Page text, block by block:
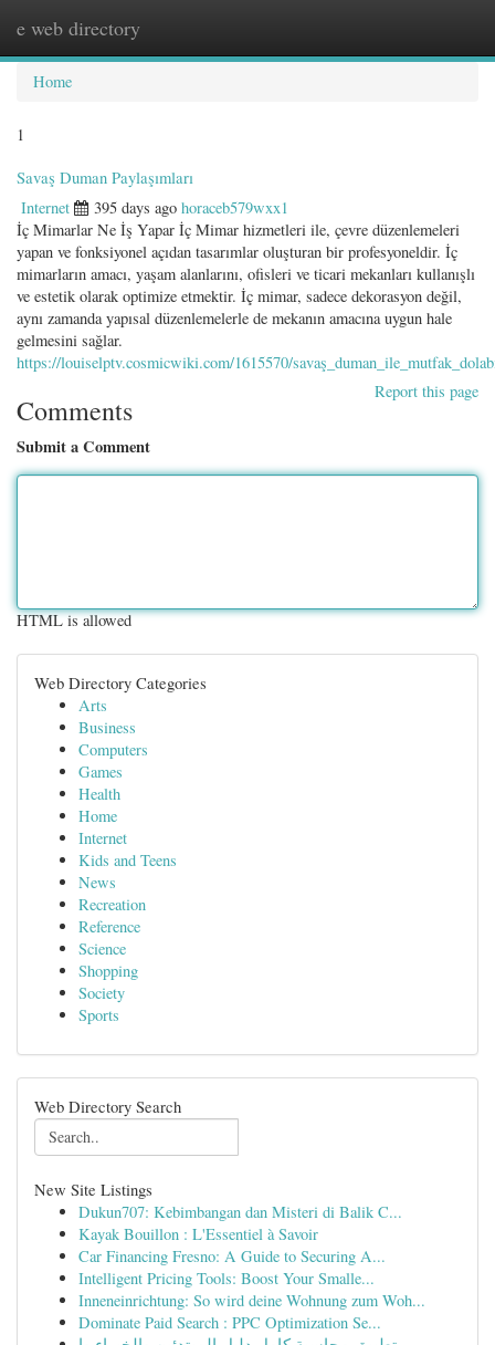
e web directory
Home
1
Savaş Duman Paylaşımları
Internet 395 days ago horaceb579wxx1
İç Mimarlar Ne İş Yapar İç Mimar hizmetleri ile, çevre düzenlemeleri
yapan ve fonksiyonel açıdan tasarımlar oluşturan bir profesyoneldir. İç
mimarların amacı, yaşam alanlarını, ofisleri ve ticari mekanları kullanışlı
ve estetik olarak optimize etmektir. İç mimar, sadece dekorasyon değil,
aynı zamanda yapısal düzenlemelerle de mekanın amacına uygun hale
gelmesini sağlar.
https://louiselptv.cosmicwiki.com/1615570/
Report this page
Comments
Submit a Comment
HTML is allowed
Web Directory Categories
Arts
Business
Computers
Games
Health
Home
Internet
Kids and Teens
News
Recreation
Reference
Science
Shopping
Society
Sports
Web Directory Search
New Site Listings
Dukun707: Kebimbangan dan Misteri di Balik C...
Kayak Bouillon : L'Essentiel à Savoir
Car Financing Fresno: A Guide to Securing A...
Intelligent Pricing Tools: Boost Your Smalle...
Inneneinrichtung: So wird deine Wohnung zum Woh...
Dominate Paid Search : PPC Optimization Se...